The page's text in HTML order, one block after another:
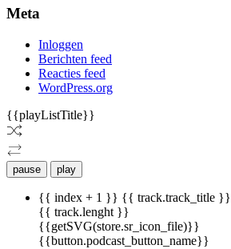
Meta
Inloggen
Berichten feed
Reacties feed
WordPress.org
{{playListTitle}}
pause play
{{ index + 1 }} {{ track.track_title }}
{{ track.lenght }}
{{getSVG(store.sr_icon_file)}}
{{button.podcast_button_name}}